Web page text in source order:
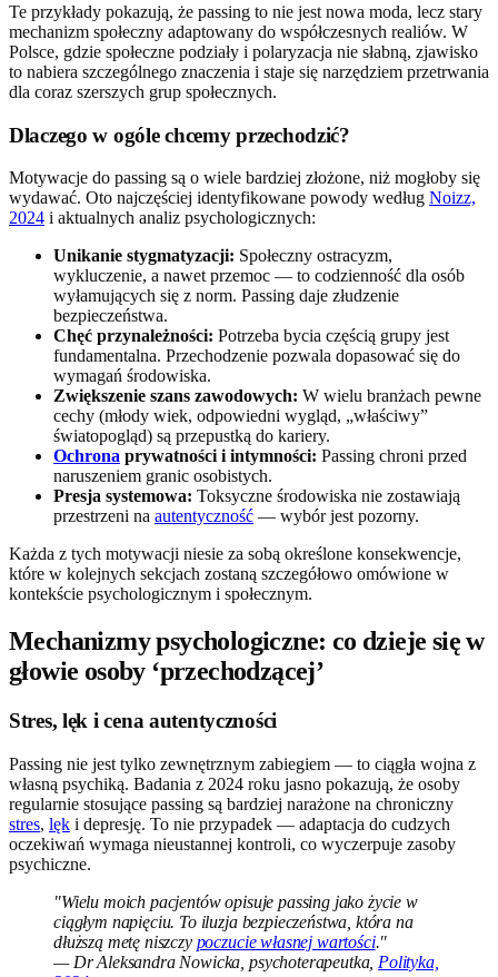
Te przykłady pokazują, że passing to nie jest nowa moda, lecz stary
mechanizm społeczny adaptowany do współczesnych realiów. W
Polsce, gdzie społeczne podziały i polaryzacja nie słabną, zjawisko
to nabiera szczególnego znaczenia i staje się narzędziem przetrwania
dla coraz szerszych grup społecznych.
Dlaczego w ogóle chcemy przechodzić?
Motywacje do passing są o wiele bardziej złożone, niż mogłoby się
wydawać. Oto najczęściej identyfikowane powody według Noizz,
2024 i aktualnych analiz psychologicznych:
Unikanie stygmatyzacji: Społeczny ostracyzm,
wykluczenie, a nawet przemoc — to codzienność dla osób
wyłamujących się z norm. Passing daje złudzenie
bezpieczeństwa.
Chęć przynależności: Potrzeba bycia częścią grupy jest
fundamentalna. Przechodzenie pozwala dopasować się do
wymagań środowiska.
Zwiększenie szans zawodowych: W wielu branżach pewne
cechy (młody wiek, odpowiedni wygląd, „właściwy”
światopogląd) są przepustką do kariery.
Ochrona prywatności i intymności: Passing chroni przed
naruszeniem granic osobistych.
Presja systemowa: Toksyczne środowiska nie zostawiają
przestrzeni na autentyczność — wybór jest pozorny.
Każda z tych motywacji niesie za sobą określone konsekwencje,
które w kolejnych sekcjach zostaną szczegółowo omówione w
kontekście psychologicznym i społecznym.
Mechanizmy psychologiczne: co dzieje się w
głowie osoby ‘przechodzącej’
Stres, lęk i cena autentyczności
Passing nie jest tylko zewnętrznym zabiegiem — to ciągła wojna z
własną psychiką. Badania z 2024 roku jasno pokazują, że osoby
regularnie stosujące passing są bardziej narażone na chroniczny
stres, lęk i depresję. To nie przypadek — adaptacja do cudzych
oczekiwań wymaga nieustannej kontroli, co wyczerpuje zasoby
psychiczne.
"Wielu moich pacjentów opisuje passing jako życie w
ciągłym napięciu. To iluzja bezpieczeństwa, która na
dłuższą metę niszczy poczucie własnej wartości."
— Dr Aleksandra Nowicka, psychoterapeutka, Polityka,